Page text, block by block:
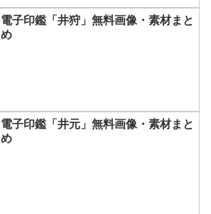
電子印鑑「井狩」無料画像・素材まと
め
電子印鑑「井元」無料画像・素材まと
め